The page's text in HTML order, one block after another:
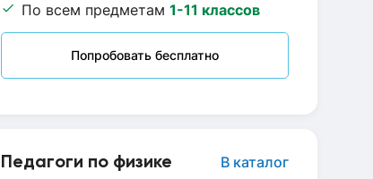
По всем предметам 1-11 классов
Попробовать бесплатно
Педагоги по физике В каталог